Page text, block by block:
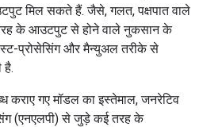
मिल सकते हैं. जैसे, गलत, पक्षपात वाले
के आउटपुट से होने वाले नुकसान के
प्रोसेसिंग और मैन्युअल तरीके से
है.
गए मॉडल का इस्तेमाल, जनरेटिव
(एनएलपी) से जुड़े कई तरह के